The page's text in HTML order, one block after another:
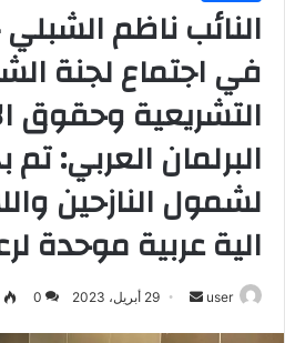
النائب ناظم
في اجتماع لجنة
التشريعية وحقوق
البرلمان العربي:
لشمول النازحين
الية عربية موحدة
user
أرسل 29 أبريل، 2023 0